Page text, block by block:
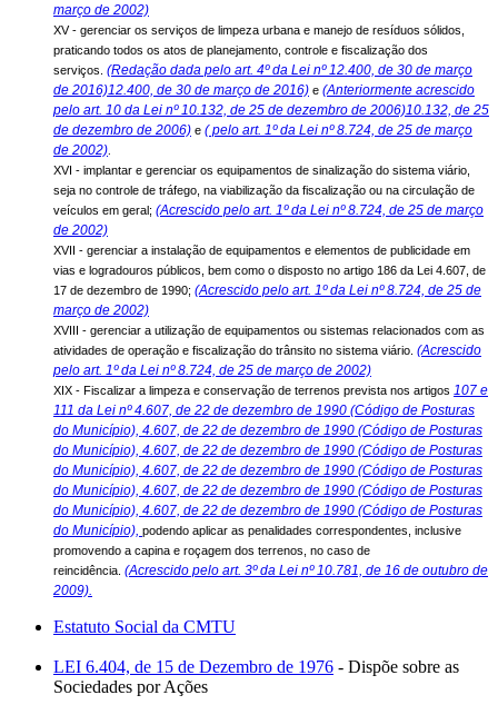
março de 2002)
XV - gerenciar os serviços de limpeza urbana e manejo de resíduos sólidos,
praticando todos os atos de planejamento, controle e fiscalização dos
serviços. (Redação dada pelo art. 4º da Lei nº 12.400, de 30 de março
de 2016)12.400, de 30 de março de 2016) e (Anteriormente acrescido
pelo art. 10 da Lei nº 10.132, de 25 de dezembro de 2006)10.132, de 25
de dezembro de 2006) e ( pelo art. 1º da Lei nº 8.724, de 25 de março
de 2002).
XVI - implantar e gerenciar os equipamentos de sinalização do sistema viário,
seja no controle de tráfego, na viabilização da fiscalização ou na circulação de
veículos em geral; (Acrescido pelo art. 1º da Lei nº 8.724, de 25 de março
de 2002)
XVII - gerenciar a instalação de equipamentos e elementos de publicidade em
vias e logradouros públicos, bem como o disposto no artigo 186 da Lei 4.607, de
17 de dezembro de 1990; (Acrescido pelo art. 1º da Lei nº 8.724, de 25 de
março de 2002)
XVIII - gerenciar a utilização de equipamentos ou sistemas relacionados com as
atividades de operação e fiscalização do trânsito no sistema viário. (Acrescido
pelo art. 1º da Lei nº 8.724, de 25 de março de 2002)
XIX - Fiscalizar a limpeza e conservação de terrenos prevista nos artigos 107 e
111 da Lei nº 4.607, de 22 de dezembro de 1990 (Código de Posturas
do Município), 4.607, de 22 de dezembro de 1990 (Código de Posturas
do Município), 4.607, de 22 de dezembro de 1990 (Código de Posturas
do Município), 4.607, de 22 de dezembro de 1990 (Código de Posturas
do Município), 4.607, de 22 de dezembro de 1990 (Código de Posturas
do Município), 4.607, de 22 de dezembro de 1990 (Código de Posturas
do Município), podendo aplicar as penalidades correspondentes, inclusive
promovendo a capina e roçagem dos terrenos, no caso de
reincidência. (Acrescido pelo art. 3º da Lei nº 10.781, de 16 de outubro de
2009).
Estatuto Social da CMTU
LEI 6.404, de 15 de Dezembro de 1976 - Dispõe sobre as
Sociedades por Ações